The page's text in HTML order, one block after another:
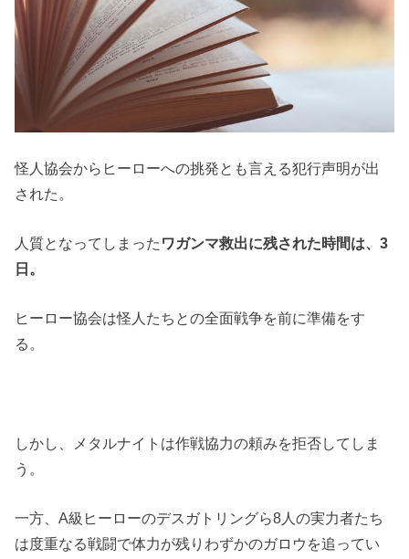
怪人協会からヒーローへの挑発とも言える犯行声明が出
された。
人質となってしまった ワガンマ救出に残された時間は、3
日。
ヒーロー協会は怪人たちとの全面戦争を前に準備をす
る。
しかし、メタルナイトは作戦協力の頼みを拒否してしま
う。
一方、A級ヒーローのデスガトリングら8人の実力者たち
は度重なる戦闘で体力が残りわずかのガロウを追ってい